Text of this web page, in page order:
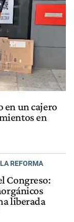
en un cajero
en
REFORMA
Congreso:
liberada